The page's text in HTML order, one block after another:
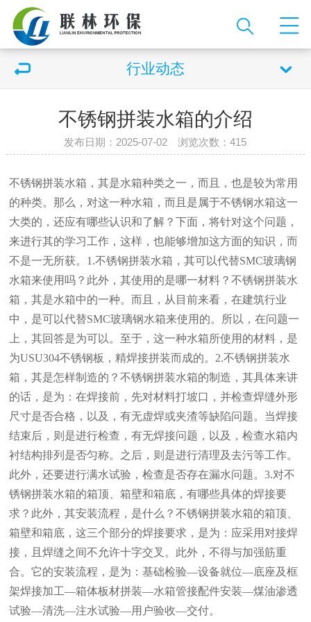
行业动态
不锈钢拼装水箱的介绍
发布日期：2025-07-02 浏览次数：415
不锈钢拼装水箱，其是水箱种类之一，而且，也是较为常用
的种类。那么，对这一种水箱，而且是属于不锈钢水箱这一
大类的，还应有哪些认识和了解？下面，将针对这个问题，
来进行其的学习工作，这样，也能够增加这方面的知识，而
不是一无所获。1.不锈钢拼装水箱，其可以代替SMC玻璃钢
水箱来使用吗？此外，其使用的是哪一材料？不锈钢拼装水
箱，其是水箱中的一种。而且，从目前来看，在建筑行业
中，是可以代替SMC玻璃钢水箱来使用的。所以，在问题一
上，其回答是为可以。至于，这一种水箱所使用的材料，是
为USU304不锈钢板，精焊接拼装而成的。2.不锈钢拼装水
箱，其是怎样制造的？不锈钢拼装水箱的制造，其具体来讲
的话，是为：在焊接前，先对材料打坡口，并检查焊缝外形
尺寸是否合格，以及，有无虚焊或夹渣等缺陷问题。当焊接
结束后，则是进行检查，有无焊接问题，以及，检查水箱内
衬结构排列是否匀称。之后，则是进行清理及去污等工作。
此外，还要进行满水试验，检查是否存在漏水问题。3.对不
锈钢拼装水箱的箱顶、箱壁和箱底，有哪些具体的焊接要
求？此外，其安装流程，是什么？不锈钢拼装水箱的箱顶、
箱壁和箱底，这三个部分的焊接要求，是为：应采用对接焊
接，且焊缝之间不允许十字交叉。此外，不得与加强筋重
合。它的安装流程，是为：基础检验—设备就位—底座及框
架焊接加工—箱体板材拼装—水箱管接配件安装—煤油渗透
试验—清洗—注水试验—用户验收—交付。